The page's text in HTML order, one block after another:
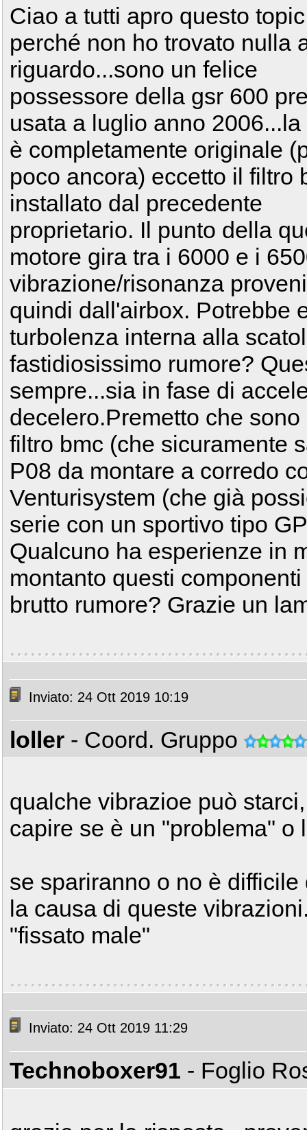
Ciao a tutti apro questo topic
perché non ho trovato nulla
riguardo...sono un felice
possessore della gsr 600
usata a luglio anno 2006...la
è completamente originale
poco ancora) eccetto il filtro
installato dal precedente
proprietario. Il punto della
motore gira tra i 6000 e i
vibrazione/risonanza
quindi dall'airbox. Potrebbe
turbolenza interna alla
fastidiosissimo rumore?
sempre...sia in fase di
decelero.Premetto che
filtro bmc (che sicuramente
P08 da montare a corredo
Venturisystem (che già
serie con un sportivo tipo
Qualcuno ha esperienze in
montanto questi
brutto rumore? Grazie un
Inviato: 24 Ott 2019 10:19
loller - Coord. Gruppo
qualche vibrazioe può
capire se è un "problema" o
se spariranno o no è
la causa di queste
"fissato male"
Inviato: 24 Ott 2019 11:29
Technoboxer91 - Foglio